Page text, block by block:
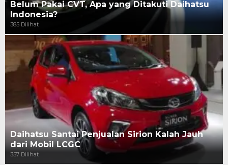
Belum Pakai CVT, Apa yang Ditakuti Daihatsu
Indonesia?
385 Dilihat
Daihatsu Santai Penjualan Sirion Kalah Jauh
dari Mobil LCGC
357 Dilihat